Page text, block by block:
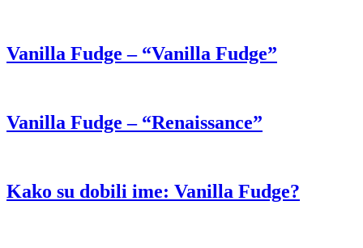
Vanilla Fudge – “Vanilla Fudge”
Vanilla Fudge – “Renaissance”
Kako su dobili ime: Vanilla Fudge?